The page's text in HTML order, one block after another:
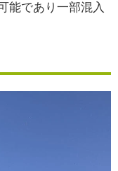
能であり一部混入